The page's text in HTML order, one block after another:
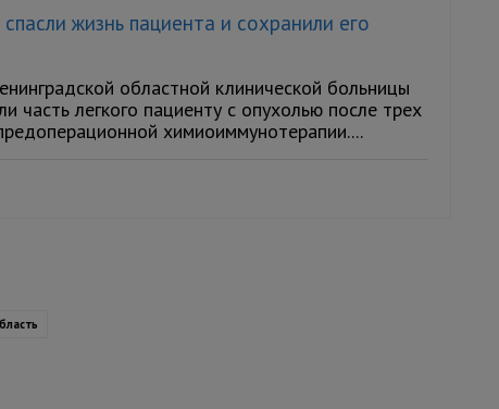
жизнь пациента и сохранили его
областной клинической больницы
часть легкого пациенту с опухолью после трех
химиоиммунотерапии....